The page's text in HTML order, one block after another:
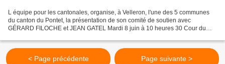
L équipe pour les cantonales, organise, à Velleron, l'une des 5 communes
du canton du Pontet, la présentation de son comité de soutien avec
GÉRARD FILOCHE et JEAN GATEL Mardi 8 juin à 10 heures 30 Cour du
< Page précédente Page suivante >